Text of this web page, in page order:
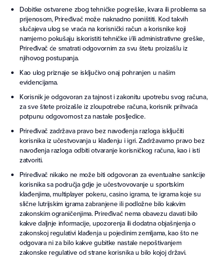
Dobitke ostvarene zbog tehničke pogreške, kvara ili problema sa
prijenosom, Priređivač može naknadno poništiti. Kod takvih
slučajeva ulog se vraća na korisnički račun a korisnike koji
namjerno pokušaju iskoristiti tehničke i/ili administrativne greške,
Priređivač će smatrati odgovornim za svu štetu proizašlu iz
njihovog postupanja.
Kao ulog priznaje se isključivo onaj pohranjen u našim
evidencijama.
Korisnik je odgovoran za tajnost i zakonitu upotrebu svog računa,
za sve štete proizašle iz zloupotrebe računa, korisnik prihvaća
potpunu odgovornost za nastale posljedice.
Priređivač zadržava pravo bez navođenja razloga isključiti
korisnika iz učestvovanja u klađenju i igri. Zadržavamo pravo bez
navođenja razloga odbiti otvaranje korisničkog računa, kao i isti
zatvoriti.
Priređivač nikako ne može biti odgovoran za eventualne sankcije
korisnika sa područja gdje je učestvovovanje u sportskim
klađenjima, multiplayer pokeru, casino igrama, te igrama koje su
slične lutrijskim igrama zabranjene ili podložne bilo kakvim
zakonskim ograničenjima. Priređivač nema obavezu davati bilo
kakve daljnje informacije, upozorenja ili dodatna objašnjenja o
zakonskoj regulativi klađenja u pojedinim zemljama, kao što ne
odgovara ni za bilo kakve gubitke nastale nepoštivanjem
zakonske regulative od strane korisnika u bilo kojoj državi.